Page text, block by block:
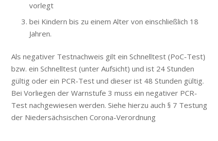
vorlegt
bei Kindern bis zu einem Alter von einschließlich 18
Jahren.
Als negativer Testnachweis gilt ein Schnelltest (PoC-Test)
bzw. ein Schnelltest (unter Aufsicht) und ist 24 Stunden
gültig oder ein PCR-Test und dieser ist 48 Stunden gültig.
Bei Vorliegen der Warnstufe 3 muss ein negativer PCR-
Test nachgewiesen werden. Siehe hierzu auch § 7 Testung
der Niedersächsischen Corona-Verordnung